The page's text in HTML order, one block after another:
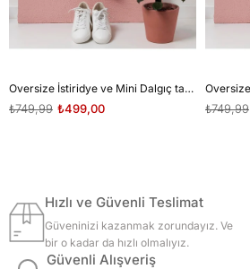
Oversize İstiridye ve Mini Dalgıç tasarım unisex T-shirt
₺499,00
₺749,99 ₺749,99
Hızlı ve Güvenli Teslimat
Güveninizi kazanmak zorundayız. Ve
bir o kadar da hızlı olmalıyız.
Güvenli Alışveriş